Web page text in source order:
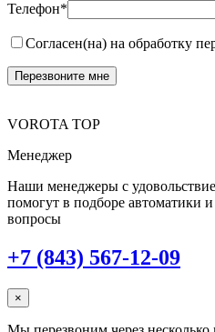
Телефон*
Согласен(на) на обработку
VOROTA TOP
Менеджер
Наши менеджеры с
помогут в подборе автоматики
вопросы
+7 (843) 567-12-09
×